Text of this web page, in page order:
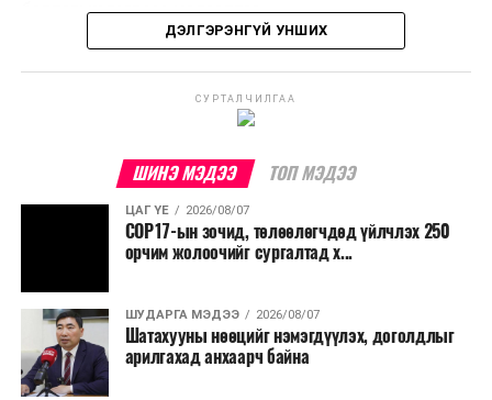
улсад өргөн ашиглаж байна.
бодлогын газраас мэдээллээ.
ДЭЛГЭРЭНГҮЙ УНШИХ
СУРТАЛЧИЛГАА
ШИНЭ МЭДЭЭ ТОП МЭДЭЭ
ЦАГ ҮЕ 2026/08/07
COP17-ын зочид, төлөөлөгчдөд үйлчлэх 250
орчим жолоочийг сургалтад х...
ШУДАРГА МЭДЭЭ 2026/08/07
Шатахууны нөөцийг нэмэгдүүлэх, доголдлыг
арилгахад анхаарч байна